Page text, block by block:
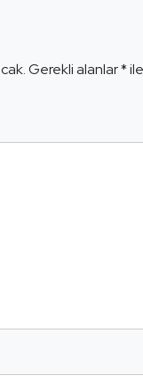
Gerekli alanlar*ile